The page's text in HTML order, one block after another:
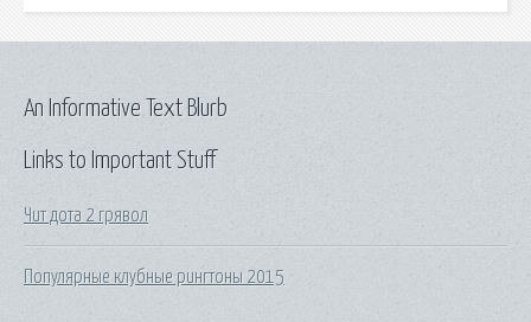
Links to Important Stuff
Чит дота 2 грявол
Популярные клубные рингтоны 2015
An Informative Text Blurb